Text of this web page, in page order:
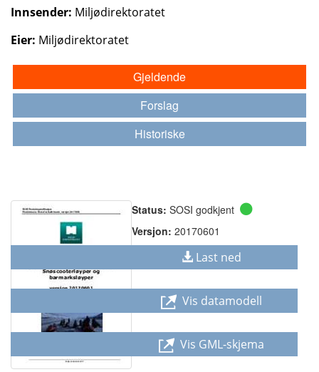
Innsender: Miljødirektoratet
Eier: Miljødirektoratet
Gjeldende
Forslag
Historiske
Status: SOSI godkjent
Versjon: 20170601
Last ned
Vis datamodell
Vis GML-skjema